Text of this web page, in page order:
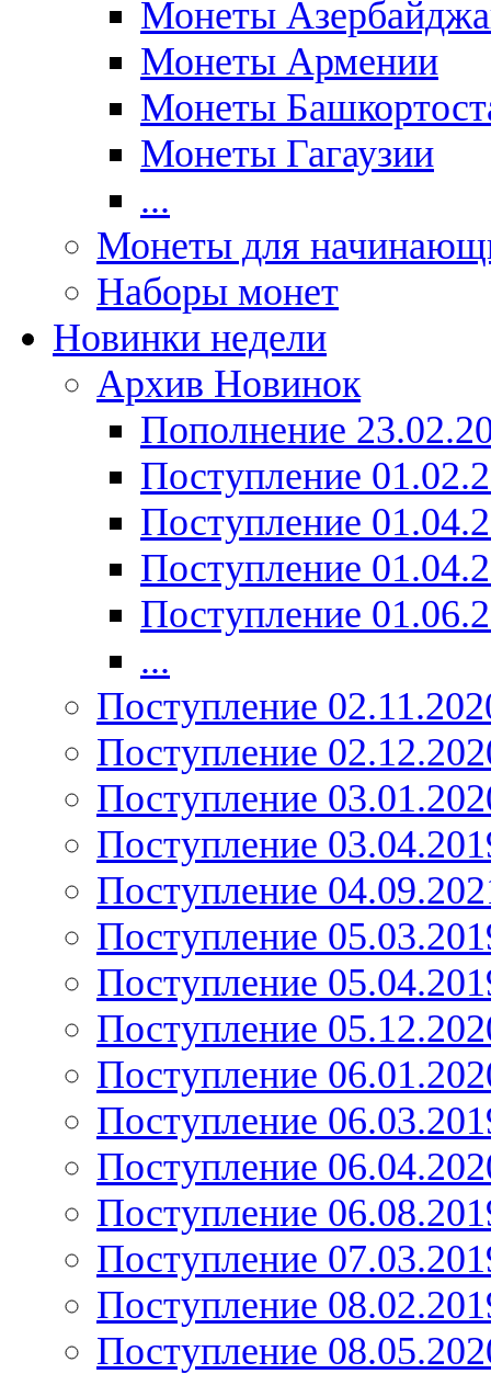
Монеты
Монеты Армении
Монеты
Монеты Гагаузии
...
Монеты для
Наборы монет
Новинки недели
Архив Новинок
Пополнение
Поступление
Поступление
Поступление
Поступление
...
Поступление
Поступление
Поступление
Поступление
Поступление
Поступление
Поступление
Поступление
Поступление
Поступление
Поступление
Поступление
Поступление
Поступление
Поступление